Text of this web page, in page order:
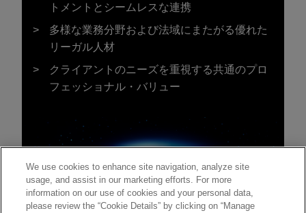
トメントとシームレスな連携
多様な業務分野および法域にまたがる優れた
リーガル人材
クライアントのニーズを重視する共通のプロ
フェッショナル・バリュー
We use cookies to enhance site navigation, analyze site
usage, and assist in our marketing efforts. For more
information on our use of cookies and your personal data,
please review the “Cookie Details” by clicking on “Manage